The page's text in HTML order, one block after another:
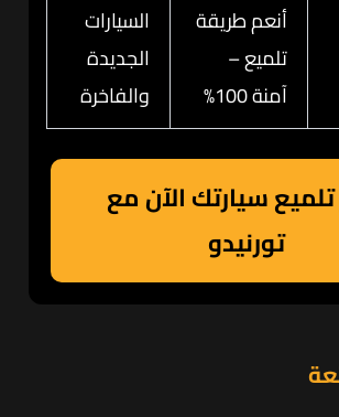
أنعم طريقة
تلميع –
آمنة 100%
السيارات
الجديدة
والفاخرة
سيارتك الآن مع
تورنيدو